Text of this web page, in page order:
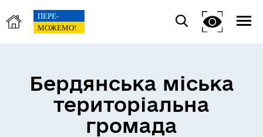
Бердянська міська
територіальна
громада